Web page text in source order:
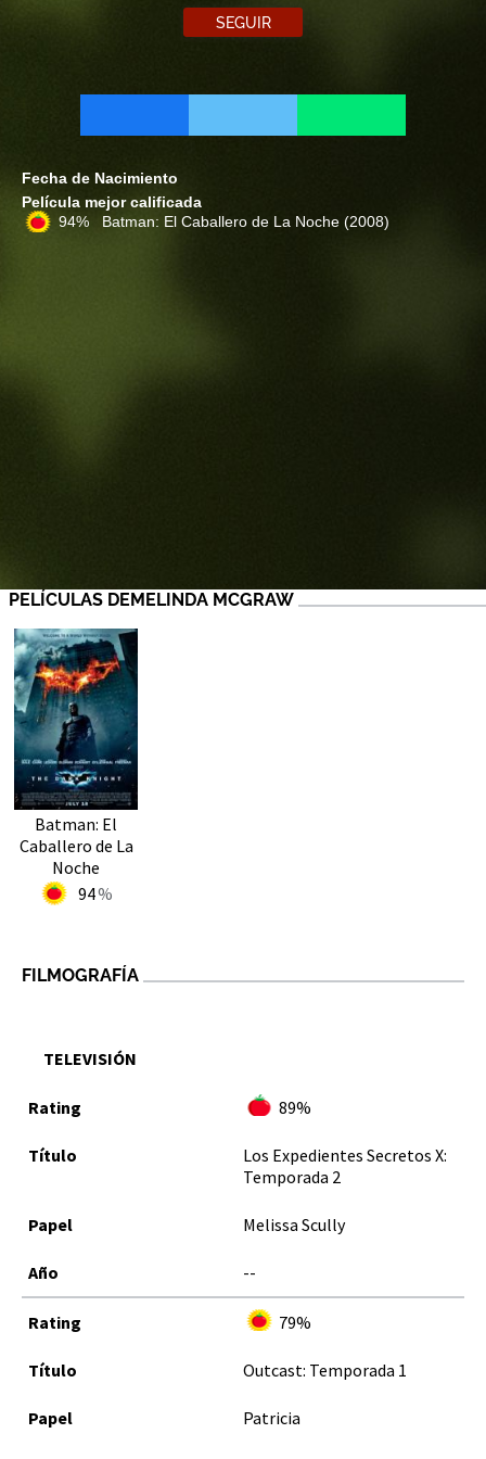
SEGUIR
Fecha de Nacimiento
Película mejor calificada
94% Batman: El Caballero de La Noche (2008)
PELÍCULAS DEMELINDA MCGRAW
Batman: El
Caballero de La
Noche
94
FILMOGRAFÍA
TELEVISIÓN
89%
Los Expedientes Secretos X:
Temporada 2
Melissa Scully
--
79%
Outcast: Temporada 1
Patricia